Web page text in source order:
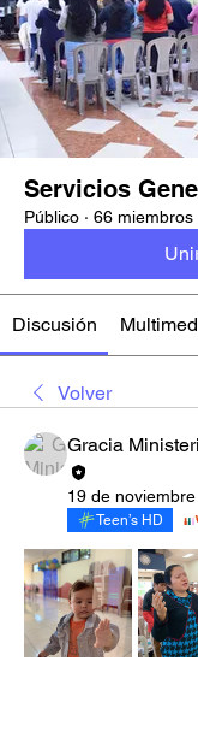
Servicios
Público · 66 miembros
Discusión
Volver
Gracia
19 de
Teen’s HD